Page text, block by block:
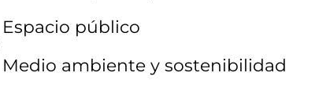
Espacio público
Medio ambiente y sostenibilidad